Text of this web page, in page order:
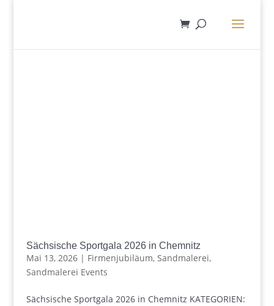
Sächsische Sportgala 2026 in Chemnitz
Mai 13, 2026| Firmenjubiläum, Sandmalerei,
Sandmalerei Events
Sächsische Sportgala 2026 in Chemnitz KATEGORIEN: